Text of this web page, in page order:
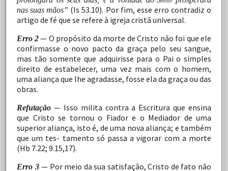
nas suas mãos” (Is 53.10). Por fim, esse erro contradiz o
artigo de fé que se refere à igreja cristã universal.
Erro 2 — O propósito da morte de Cristo não foi que ele
confirmasse o novo pacto da graça pelo seu sangue,
mas tão somente que adquirisse para o Pai o simples
direito deestabelecer, uma vez mais com o homem,
uma aliança que lhe agradasse, fosse ela da graça ou das
obras.
Refutação — Isso milita contra a Escritura que ensina
que Cristo se tornou o Fiador e o Mediador de uma
superior aliança, isto é, de uma nova aliança; e também
que um tes- tamento só passa a vigorar com a morte
(Hb 7.22; 9.15,17).
Erro 3— Por meio da sua satisfação, Cristo de fato não